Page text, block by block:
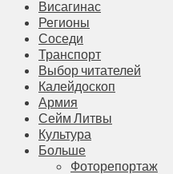
Висагинас
Регионы
Соседи
Транспорт
Выбор читателей
Калейдоскоп
Армия
Сейм Литвы
Культура
Больше
Фоторепортаж